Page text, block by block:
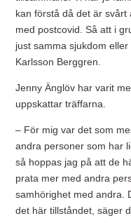
kan förstå då det är svårt
med postcovid. Så att i
just samma sjukdom
Karlsson Berggren.
Jenny Änglöv har varit
uppskattar träffarna.
– För mig var det som
andra personer som har
så hoppas jag på att de
prata mer med andra
samhörighet med andra.
det här tillståndet, säger